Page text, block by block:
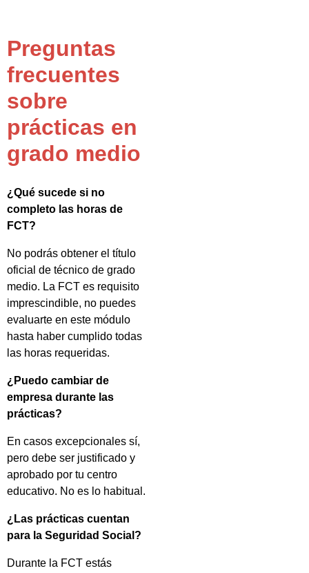
Preguntas
frecuentes
sobre
prácticas en
grado medio
¿Qué sucede si no
completo las horas de
FCT?
No podrás obtener el título
oficial de técnico de grado
medio. La FCT es requisito
imprescindible, no puedes
evaluarte en este módulo
hasta haber cumplido todas
las horas requeridas.
¿Puedo cambiar de
empresa durante las
prácticas?
En casos excepcionales sí,
pero debe ser justificado y
aprobado por tu centro
educativo. No es lo habitual.
¿Las prácticas cuentan
para la Seguridad Social?
Durante la FCT estás